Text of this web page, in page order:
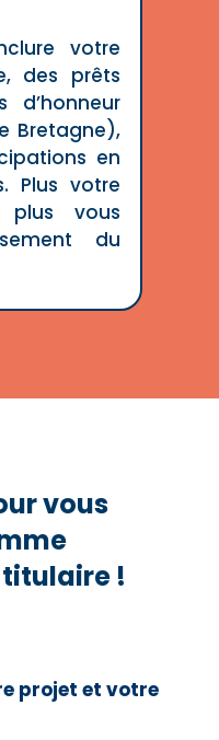
votre
des prêts
d’honneur
Bretagne),
en
Plus votre
vous
du
vous
!
projet et votre